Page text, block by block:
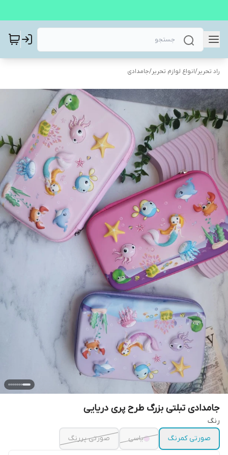
راد تحریر/انواع لوازم تحریر/جامدادی
جامدادی تبلتی بزرگ طرح پری دریایی
رنگ
صورتی کمرنگ
یاسی صورتی پررنگ